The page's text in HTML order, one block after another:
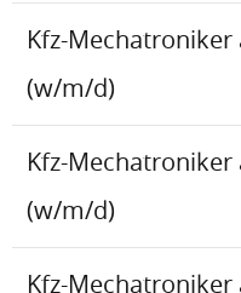
Kfz-
(w/m/d)
Kfz-
(w/m/d)
Kfz-